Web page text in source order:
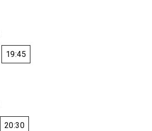
19:45
20:30